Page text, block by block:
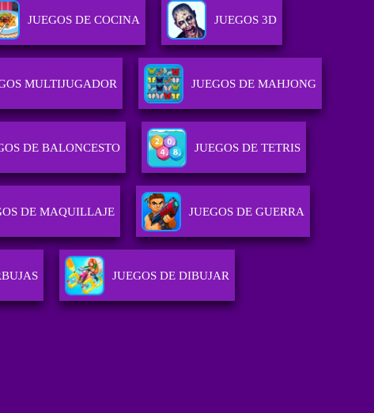
JUEGOS DE COCINA JUEGOS 3D
MULTIJUGADOR JUEGOS DE MAHJONG
DE BALONCESTO JUEGOS DE TETRIS
DE MAQUILLAJE JUEGOS DE GUERRA
JUEGOS DE DIBUJAR